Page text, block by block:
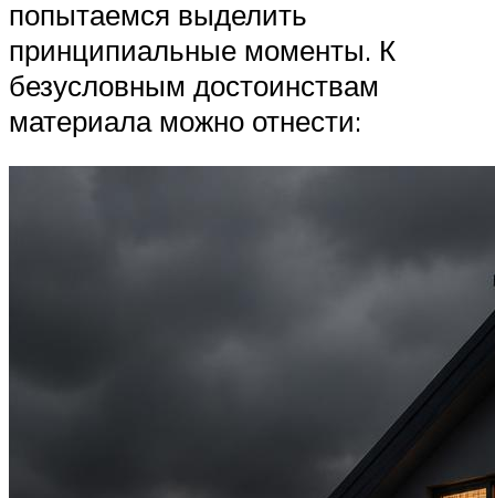
попытаемся выделить
принципиальные моменты. К
безусловным достоинствам
материала можно отнести: